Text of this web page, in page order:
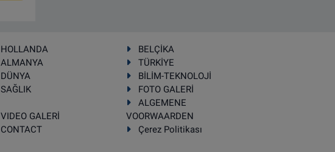
HOLLANDA
BELÇİKA
ALMANYA
TÜRKİYE
DÜNYA
BİLİM-TEKNOLOJİ
SAĞLIK
FOTO GALERİ
VIDEO GALERİ
ALGEMENE
VOORWAARDEN
CONTACT
Çerez Politikası